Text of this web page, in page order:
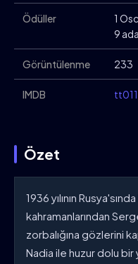
Ödüller
1
9
Görüntülenme 233
IMDB
Özet
1936 yılının
kahramanlarından
zorbalığına gözlerini
Nadia ile huzur dolu